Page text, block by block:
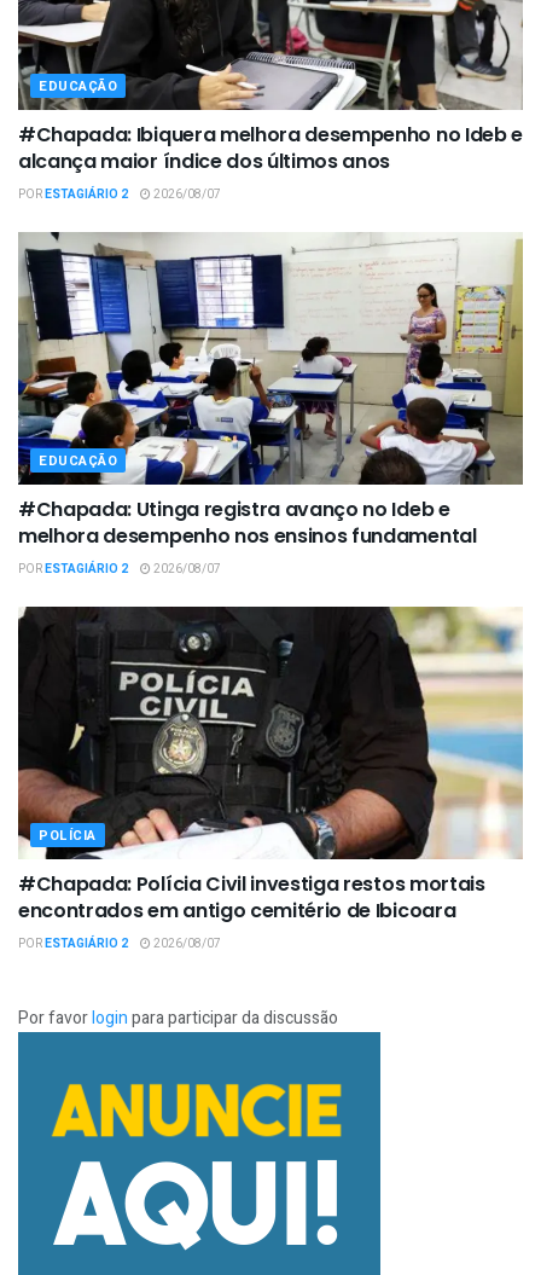
EDUCAÇÃO
#Chapada: Ibiquera melhora desempenho no Ideb e
alcança maior índice dos últimos anos
PORESTAGIÁRIO 2 2026/08/07
EDUCAÇÃO
#Chapada: Utinga registra avanço no Ideb e
melhora desempenho nos ensinos fundamental
PORESTAGIÁRIO 2 2026/08/07
POLÍCIA
#Chapada: Polícia Civil investiga restos mortais
encontrados em antigo cemitério de Ibicoara
PORESTAGIÁRIO 2 2026/08/07
Por favorloginpara participar da discussão